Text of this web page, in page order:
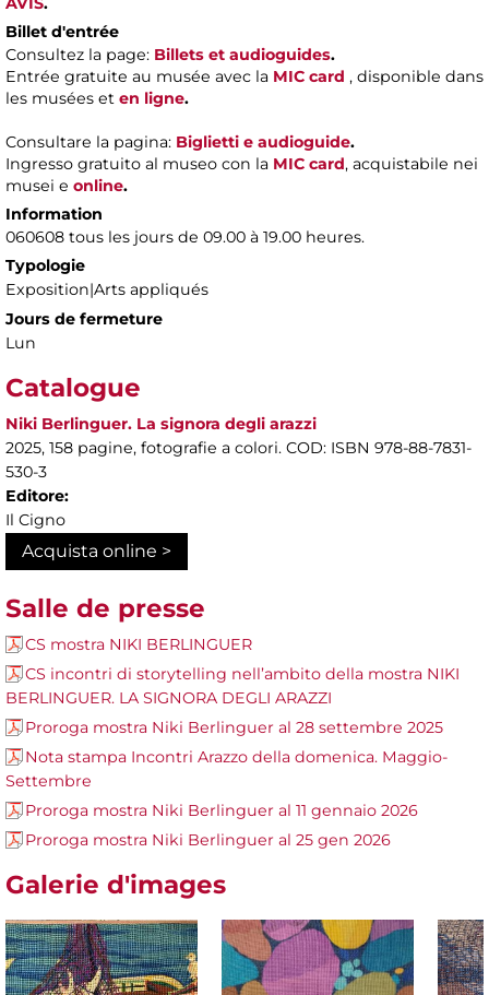
Billet d'entrée
Consultez la page: Billets et audioguides.
Entrée gratuite au musée avec la MIC card , disponible dans
les musées et en ligne.
Consultare la pagina: Biglietti e audioguide.
Ingresso gratuito al museo con la MIC card, acquistabile nei
musei e online.
Information
060608 tous les jours de 09.00 à 19.00 heures.
Typologie
Exposition|Arts appliqués
Jours de fermeture
Lun
Catalogue
Niki Berlinguer. La signora degli arazzi
2025, 158 pagine, fotografie a colori. COD: ISBN 978-88-7831-
530-3
Editore:
Il Cigno
Acquista online >
Salle de presse
CS mostra NIKI BERLINGUER
CS incontri di storytelling nell’ambito della mostra NIKI
BERLINGUER. LA SIGNORA DEGLI ARAZZI
Proroga mostra Niki Berlinguer al 28 settembre 2025
Nota stampa Incontri Arazzo della domenica. Maggio-
Settembre
Proroga mostra Niki Berlinguer al 11 gennaio 2026
Proroga mostra Niki Berlinguer al 25 gen 2026
Galerie d'images